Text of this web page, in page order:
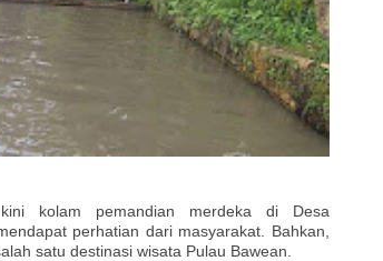
kolam pemandian merdeka di Desa
perhatian dari masyarakat. Bahkan,
satu destinasi wisata Pulau Bawean.